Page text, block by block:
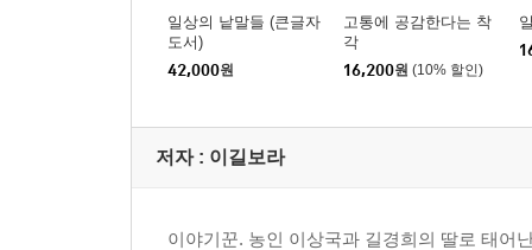
일상의 낱말들 (큰글자
도서)
42,000원
고통에 공감한다는 착
각
16,200원 (10% 할인)
저자 : 이길보라
이야기꾼. 농인 이상국과 길경희의 딸로 태어